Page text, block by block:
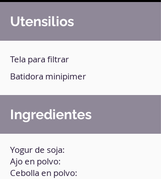
Utensilios
Tela para filtrar
Batidora minipimer
Ingredientes
Yogur de soja:
Ajo en polvo:
Cebolla en polvo: